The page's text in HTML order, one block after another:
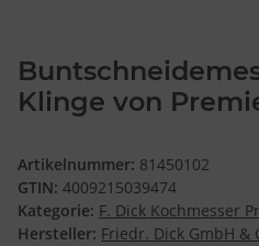
Klinge von
Artikelnummer: 81450102
GTIN: 4009215039474
Kategorie: F. Dick Kochmesser
Hersteller: Friedr. Dick GmbH &